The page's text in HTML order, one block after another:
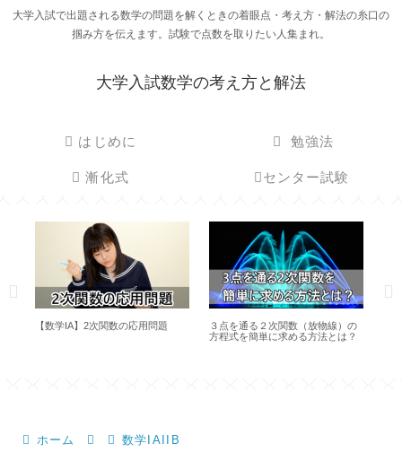
大学入試で出題される数学の問題を解くときの着眼点・考え方・解法の糸口の
掴み方を伝えます。試験で点数を取りたい人集まれ。
大学入試数学の考え方と解法
はじめに 勉強法
漸化式 センター試験
【数学IA】2次関数の応用問題
３点を通る２次関数（放物線）の
方程式を簡単に求める方法とは？
ホーム 数学IAIIB